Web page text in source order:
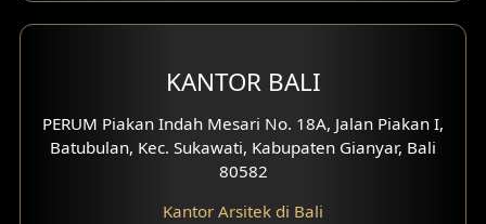
KANTOR BALI
PERUM Piakan Indah Mesari No. 18A, Jalan Piakan I,
Batubulan, Kec. Sukawati, Kabupaten Gianyar, Bali
80582
Kantor Arsitek di Bali